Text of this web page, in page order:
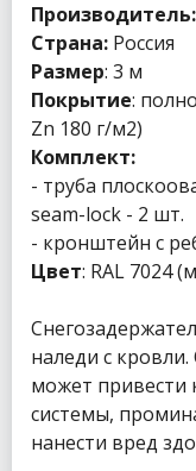
Производитель:
Страна: Россия
Размер: 3 м
Покрытие:
Zn 180 г/м2)
Комплект:
- труба
seam-lock - 2 шт.
- кронштейн с
Цвет: RAL 7024
наледи с
может привести
системы,
нанести вред